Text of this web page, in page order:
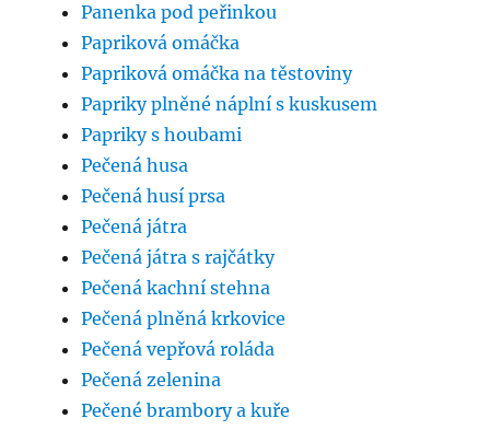
Panenka pod peřinkou
Papriková omáčka
Papriková omáčka na těstoviny
Papriky plněné náplní s kuskusem
Papriky s houbami
Pečená husa
Pečená husí prsa
Pečená játra
Pečená játra s rajčátky
Pečená kachní stehna
Pečená plněná krkovice
Pečená vepřová roláda
Pečená zelenina
Pečené brambory a kuře